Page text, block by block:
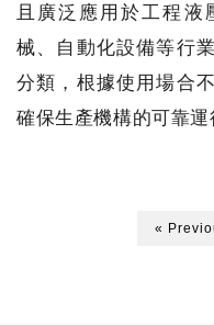
且廣泛應用於工程液
械、自動化設備等行
分類，根據使用場合
確保生產機構的可靠運
«